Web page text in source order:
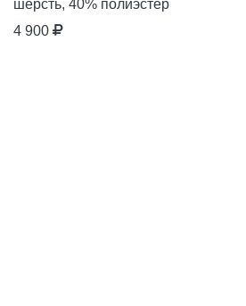
шерсть, 40% полиэстер
4 900